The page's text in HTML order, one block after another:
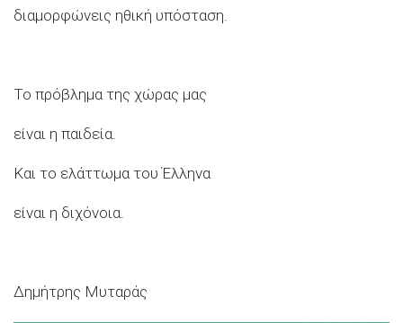
διαμορφώνεις ηθική υπόσταση.
Το πρόβλημα της χώρας μας
είναι η παιδεία.
Και το ελάττωμα του Έλληνα
είναι η διχόνοια.
Δημήτρης Μυταράς